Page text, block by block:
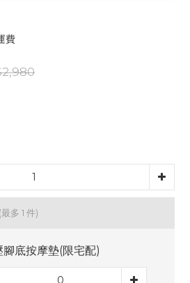
費
(最多 1 件)
底按摩墊(限宅配)